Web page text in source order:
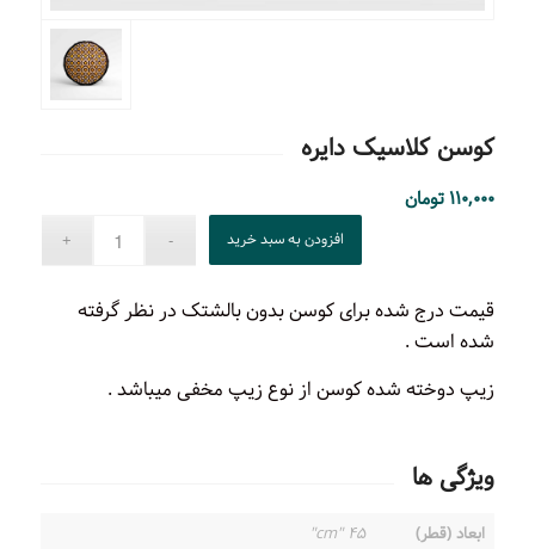
کوسن کلاسیک دایره
۱۱۰,۰۰۰ تومان
افزودن به سبد خرید
قیمت درج شده برای کوسن بدون بالشتک در نظر گرفته
شده است .
زیپ دوخته شده کوسن از نوع زیپ مخفی میباشد .
ویژگی ها
ابعاد (قطر)
۴۵ "cm"